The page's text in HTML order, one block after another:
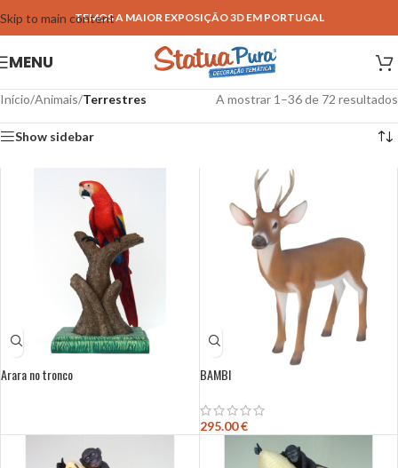
Skip to main contentTEMOS A MAIOR EXPOSIÇÃO 3D EM PORTUGAL
MENU
Início/Animais/Terrestres A mostrar 1–36 de 72 resultados
Show sidebar
Arara no tronco BAMBI
295.00€